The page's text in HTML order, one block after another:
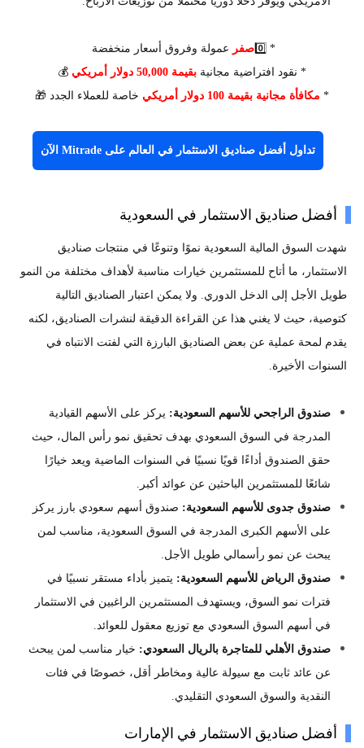
* 0️⃣ صفر عمولة وفروق أسعار منخفضة
* نقود افتراضية مجانية بقيمة 50,000 دولار أمريكي
💰
* مكافأة مجانية بقيمة 100 دولار أمريكي خاصة للعملاء الجدد 🎁
تداول أفضل صناديق الاستثمار في العالم على Mitrade الآن
أفضل صناديق الاستثمار في السعودية
شهدت السوق المالية السعودية نموًا وتنوعًا في منتجات صناديق
الاستثمار، ما أتاح للمستثمرين خيارات مناسبة لأهداف مختلفة من النمو
طويل الأجل إلى الدخل الدوري. ولا يمكن اعتبار الصناديق التالية
كتوصية، حيث لا يغني هذا عن القراءة الدقيقة لنشرات الصناديق، لكنه
يقدم لمحة عملية عن بعض الصناديق البارزة التي لفتت الانتباه في
السنوات الأخيرة.
صندوق الراجحي للأسهم السعودية: يركز على الأسهم القيادية
المدرجة في السوق السعودي بهدف تحقيق نمو رأس المال، حيث
حقق الصندوق أداءًا قويًا نسبيًا في السنوات الماضية ويعد خيارًا
شائعًا للمستثمرين الباحثين عن عوائد أكبر.
صندوق جدوى للأسهم السعودية: صندوق أسهم سعودي بارز يركز
على الأسهم الكبرى المدرجة في السوق السعودية، مناسب لمن
يبحث عن نمو رأسمالي طويل الأجل.
صندوق الرياض للأسهم السعودية: يتميز بأداء مستقر نسبيًا في
فترات نمو السوق، ويستهدف المستثمرين الراغبين في الاستثمار
في أسهم السوق السعودي مع توزيع معقول للعوائد.
صندوق الأهلي للمتاجرة بالريال السعودي: خيار مناسب لمن يبحث
عن عائد ثابت مع سيولة عالية ومخاطر أقل، خصوصًا في فئات
النقدية والسوق السعودي التقليدي.
أفضل صناديق الاستثمار في الإمارات